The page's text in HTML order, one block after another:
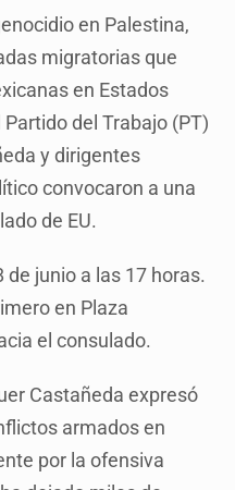
en Palestina,
migratorias que
en Estados
del Trabajo (PT)
y dirigentes
convocaron a una
de EU.
junio a las 17 horas.
en Plaza
el consulado.
Castañeda expresó
armados en
por la ofensiva